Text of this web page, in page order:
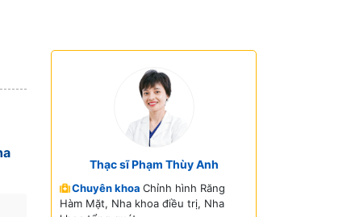
Thạc sĩ Phạm Thùy Anh
Chuyên khoa Chỉnh hình Răng
Hàm Mặt, Nha khoa điều trị, Nha